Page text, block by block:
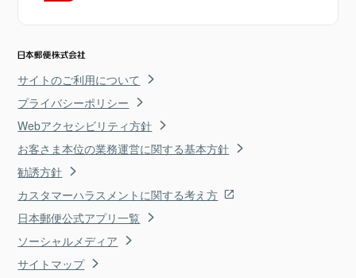
サイトのご利用について
プライバシーポリシー
Webアクセシビリティ方針
お客さま本位の業務運営に関する基本方針
勧誘方針
カスタマーハラスメントに関する考え方
日本郵便公式アプリ一覧
ソーシャルメディア
サイトマップ